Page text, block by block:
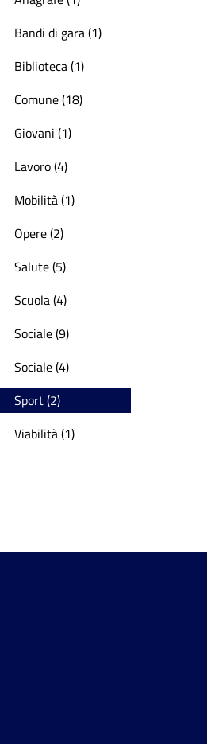
Bandi di gara (1)
Biblioteca (1)
Comune (18)
Giovani (1)
Lavoro (4)
Mobilità (1)
Opere (2)
Salute (5)
Scuola (4)
Sociale (9)
Sociale (4)
Sport (2)
Viabilità (1)